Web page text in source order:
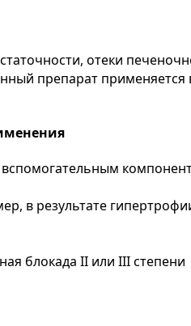
отеки
препарат
в результате
блокада ІІ или ІІІ степени